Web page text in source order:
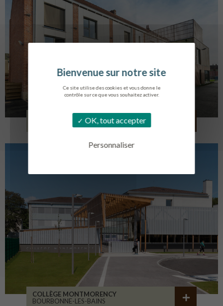
Ce site utilise des cookies et vous donne le
contrôle sur ce que vous souhaitez activer.
OK, tout accepter
Personnaliser
LOG. JEUNES TRAVAILLEURS
COLLÈGE MONTMORENCY
BOURBONNE-LES-BAINS